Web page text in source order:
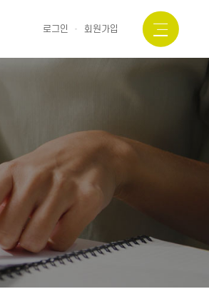
로그인 회원가입